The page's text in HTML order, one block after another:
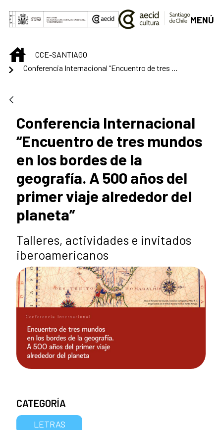
Skip to Main Content
MENÚ
INICIOCCE-SANTIAGO
Conferencia Internacional
“Encuentro de tres mundos
en los bordes de la
geografía. A 500 años del
primer viaje alrededor del
planeta”
Talleres, actividades e invitados
iberoamericanos
CATEGORÍA
LETRAS